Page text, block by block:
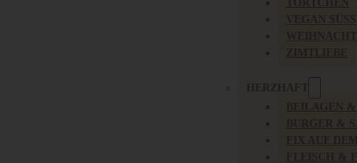
HERZHAFT